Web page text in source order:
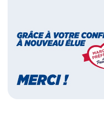
français